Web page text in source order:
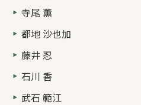
寺尾 薫
都地 沙也加
藤井 忍
石川 香
武石 範江